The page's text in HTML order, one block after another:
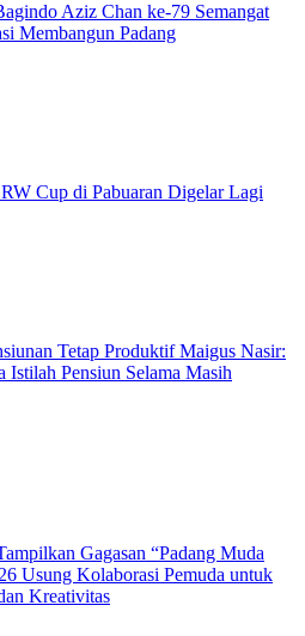
Aziz Chan ke-79 Semangat
Membangun Padang
Cup di Pabuaran Digelar Lagi
Tetap Produktif Maigus Nasir:
Istilah Pensiun Selama Masih
Gagasan “Padang Muda
Usung Kolaborasi Pemuda untuk
Kreativitas